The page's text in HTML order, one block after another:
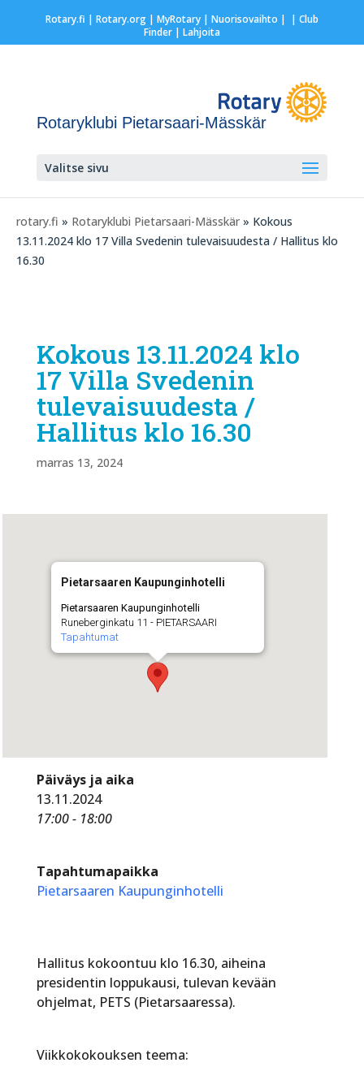
Rotary.fi | Rotary.org| MyRotary | Nuorisovaihto | | Club
Finder| Lahjoita
Rotaryklubi Pietarsaari-Mässkär
Valitse sivu
rotary.fi » Rotaryklubi Pietarsaari-Mässkär » Kokous
13.11.2024 klo 17 Villa Svedenin tulevaisuudesta / Hallitus klo
16.30
Kokous 13.11.2024 klo
17 Villa Svedenin
tulevaisuudesta /
Hallitus klo 16.30
marras 13, 2024
Pietarsaaren Kaupunginhotelli
Pietarsaaren Kaupunginhotelli
Runeberginkatu 11 - PIETARSAARI
Tapahtumat
Päiväys ja aika
13.11.2024
17:00 - 18:00
Tapahtumapaikka
Pietarsaaren Kaupunginhotelli
Hallitus kokoontuu klo 16.30, aiheina
presidentin loppukausi, tulevan kevään
ohjelmat, PETS (Pietarsaaressa).
Viikkokokouksen teema: